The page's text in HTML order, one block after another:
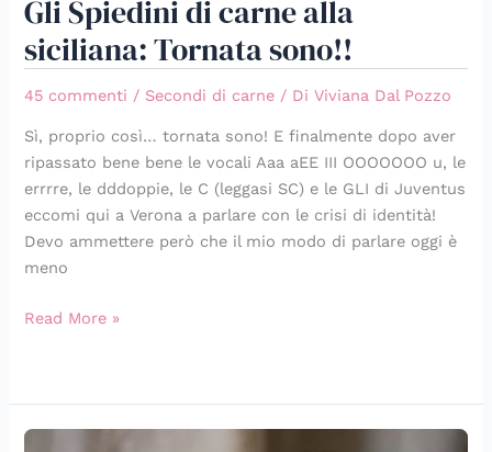
Gli Spiedini di carne alla
siciliana: Tornata sono!!
45 commenti / Secondi di carne / DiViviana Dal Pozzo
Sì, proprio così… tornata sono! E finalmente dopo aver
ripassato bene bene le vocali Aaa aEE III OOOOOOO u, le
errrre, le dddoppie, le C (leggasi SC) e le GLI di Juventus
eccomi qui a Verona a parlare con le crisi di identità!
Devo ammettere però che il mio modo di parlare oggi è
meno
Read More »
Uno